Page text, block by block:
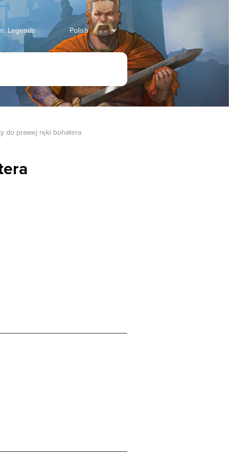
Legends
do prawej ręki bohatera